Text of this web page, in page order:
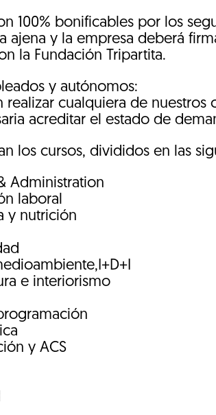
100% bonificables por los
ajena y la empresa deberá
la Fundación Tripartita.
y autónomos:
realizar cualquiera de
acreditar el estado de
los cursos, divididos en las
Administration
laboral
y nutrición
e interiorismo
y ACS